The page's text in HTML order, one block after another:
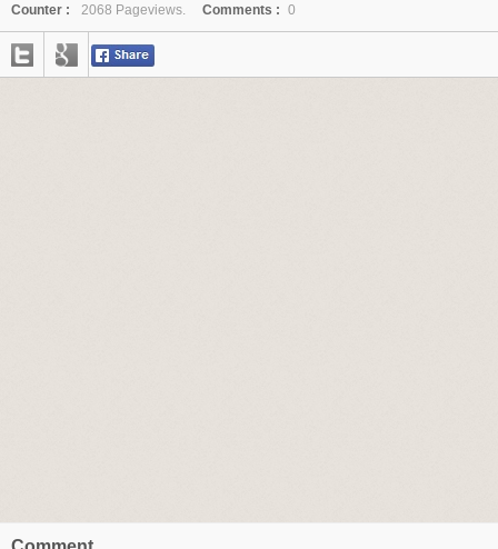
Counter :
2068 Pageviews. Comments : 0